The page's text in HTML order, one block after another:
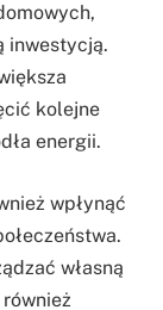
inwestycją.
kolejne
energii.
wpłynąć
własną